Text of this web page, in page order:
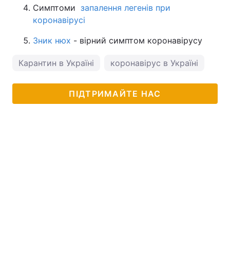
Симптоми запалення легенів при
коронавірусі
Зник нюх - вірний симптом коронавірусу
Карантин в Україні коронавірус в Україні
ПІДТРИМАЙТЕ НАС